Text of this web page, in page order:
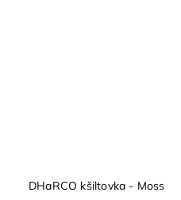
DHaRCO kšiltovka - Moss